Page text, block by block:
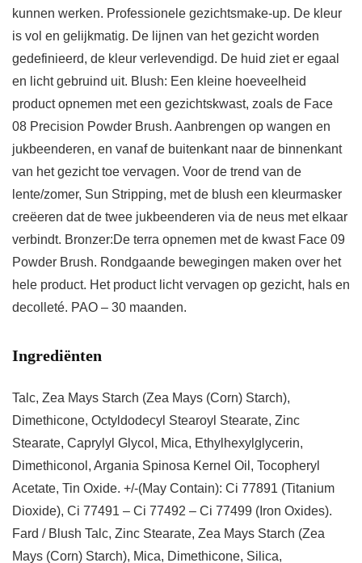
kunnen werken. Professionele gezichtsmake-up. De kleur
is vol en gelijkmatig. De lijnen van het gezicht worden
gedefinieerd, de kleur verlevendigd. De huid ziet er egaal
en licht gebruind uit. Blush: Een kleine hoeveelheid
product opnemen met een gezichtskwast, zoals de Face
08 Precision Powder Brush. Aanbrengen op wangen en
jukbeenderen, en vanaf de buitenkant naar de binnenkant
van het gezicht toe vervagen. Voor de trend van de
lente/zomer, Sun Stripping, met de blush een kleurmasker
creëeren dat de twee jukbeenderen via de neus met elkaar
verbindt. Bronzer:De terra opnemen met de kwast Face 09
Powder Brush. Rondgaande bewegingen maken over het
hele product. Het product licht vervagen op gezicht, hals en
decolleté. PAO – 30 maanden.
Ingrediënten
Talc, Zea Mays Starch (Zea Mays (Corn) Starch),
Dimethicone, Octyldodecyl Stearoyl Stearate, Zinc
Stearate, Caprylyl Glycol, Mica, Ethylhexylglycerin,
Dimethiconol, Argania Spinosa Kernel Oil, Tocopheryl
Acetate, Tin Oxide. +/-(May Contain): Ci 77891 (Titanium
Dioxide), Ci 77491 – Ci 77492 – Ci 77499 (Iron Oxides).
Fard / Blush Talc, Zinc Stearate, Zea Mays Starch (Zea
Mays (Corn) Starch), Mica, Dimethicone, Silica,